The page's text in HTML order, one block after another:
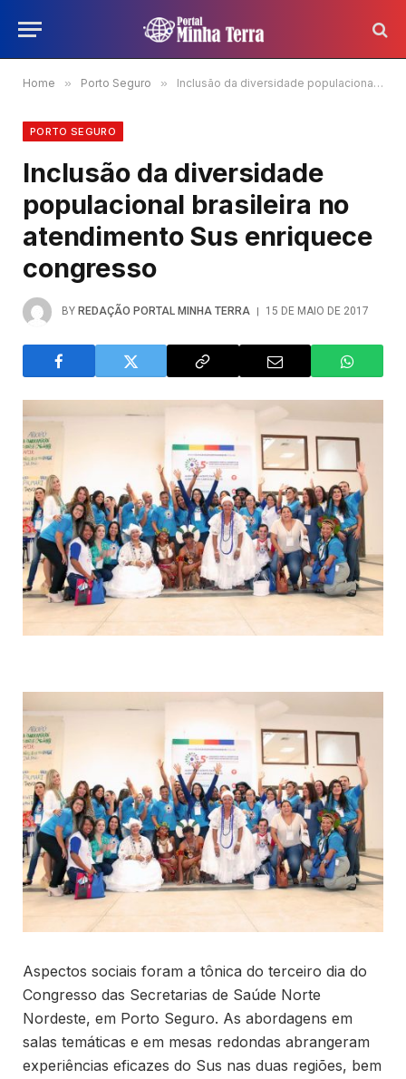
Home » Porto Seguro » Inclusão da diversidade populacional brasileira no atendimento Sus enriquece congresso
PORTO SEGURO
Inclusão da diversidade
populacional brasileira no
atendimento Sus enriquece
congresso
BY REDAÇÃO PORTAL MINHA TERRA 15 DE MAIO DE 2017
Aspectos sociais foram a tônica do terceiro dia do
Congresso das Secretarias de Saúde Norte
Nordeste, em Porto Seguro. As abordagens em
salas temáticas e em mesas redondas abrangeram
experiências eficazes do Sus nas duas regiões, bem